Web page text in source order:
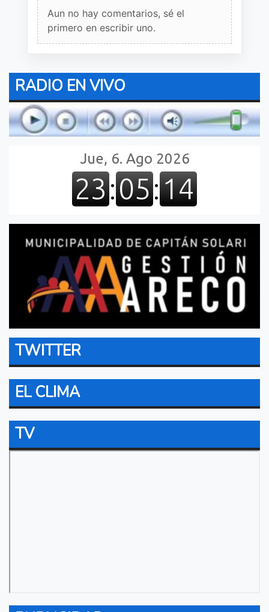
Aun no hay comentarios, sé el
primero en escribir uno.
RADIO EN VIVO
TWITTER
EL CLIMA
TV